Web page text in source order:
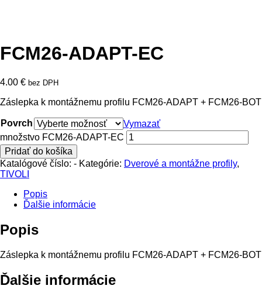
FCM26-ADAPT-EC
4.00 € bez DPH
Záslepka k montážnemu profilu FCM26-ADAPT + FCM26-BOT
Povrch
Vymazať
množstvo FCM26-ADAPT-EC
Pridať do košíka
Katalógové číslo: - Kategórie: Dverové a montážne profily,
TIVOLI
Popis
Ďalšie informácie
Popis
Záslepka k montážnemu profilu FCM26-ADAPT + FCM26-BOT
Ďalšie informácie